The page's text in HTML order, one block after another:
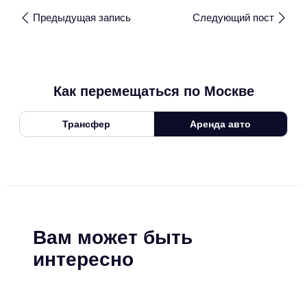
Предыдущая запись Следующий пост
Как перемещаться по Москве
Трансфер Аренда авто
Вам может быть
интересно